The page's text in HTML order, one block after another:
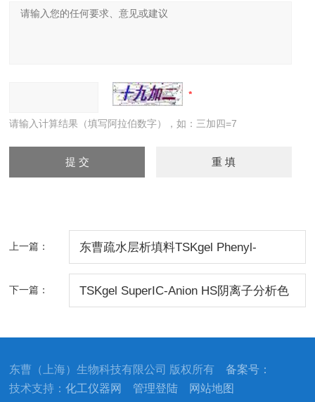
请输入计算结果（填写阿拉伯数字），如：三加四=7
上一篇： 东曹疏水层析填料TSKgel Phenyl-
下一篇： TSKgel SuperIC-Anion HS阴离子分析色
东曹（上海）生物科技有限公司 版权所有备案号：
技术支持：化工仪器网 管理登陆 网站地图